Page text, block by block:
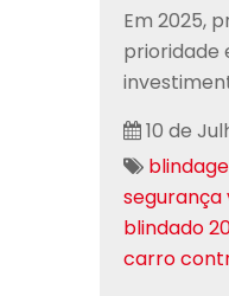
Em 2025,
prioridade
10 de
segurança
blindado
carro